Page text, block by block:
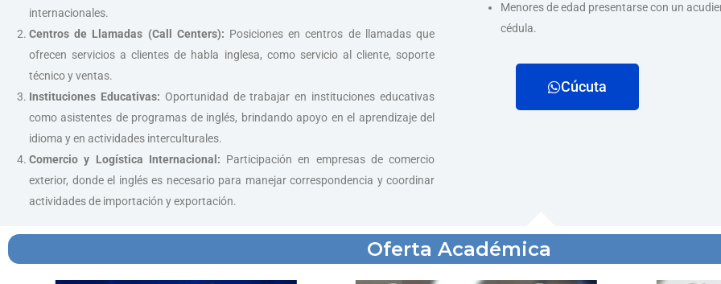
internacionales.
Centros de Llamadas (Call Centers): Posiciones en centros de llamadas que
ofrecen servicios a clientes de habla inglesa, como servicio al cliente, soporte
técnico y ventas.
Instituciones Educativas: Oportunidad de trabajar en instituciones educativas
como asistentes de programas de inglés, brindando apoyo en el aprendizaje del
idioma y en actividades interculturales.
Comercio y Logística Internacional: Participación en empresas de comercio
exterior, donde el inglés es necesario para manejar correspondencia y coordinar
actividades de importación y exportación.
Menores de edad presentarse con un
cédula.
Cúcuta
Oferta Académica